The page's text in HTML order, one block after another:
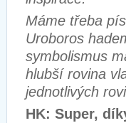
Máme třeba
Uroboros
symbolismus
hlubší rovina
jednotlivých
HK: Super,